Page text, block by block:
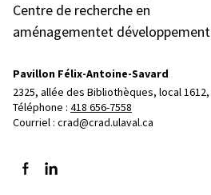
Centre de recherche en
aménagementet développement
Pavillon Félix-Antoine-Savard
2325, allée des Bibliothèques, local 1612,
Téléphone : 418 656-7558
Courriel : crad@crad.ulaval.ca
Suivez-nous sur Facebook
Suivez-nous sur LinkedIn